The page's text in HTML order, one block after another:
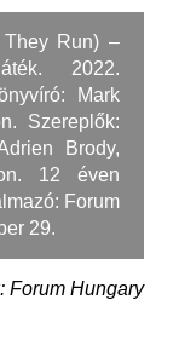
Run) –
2022.
Mark
Szereplők:
Brody,
12 éven
Forum
29.
Forum Hungary